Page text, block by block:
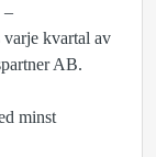
–
kvartal av
AB.
minst